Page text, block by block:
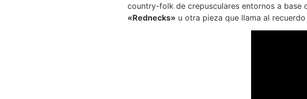
country-folk de crepusculares entornos a base
«Rednecks» u otra pieza que llama al